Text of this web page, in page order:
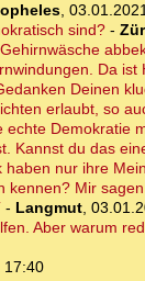
,
sind?-
Da
Deinen
erlaubt, so
echte Demokratie
Kannst du das
nur ihre
kennen? Mir
- Langmut,
Aber warum
17:40